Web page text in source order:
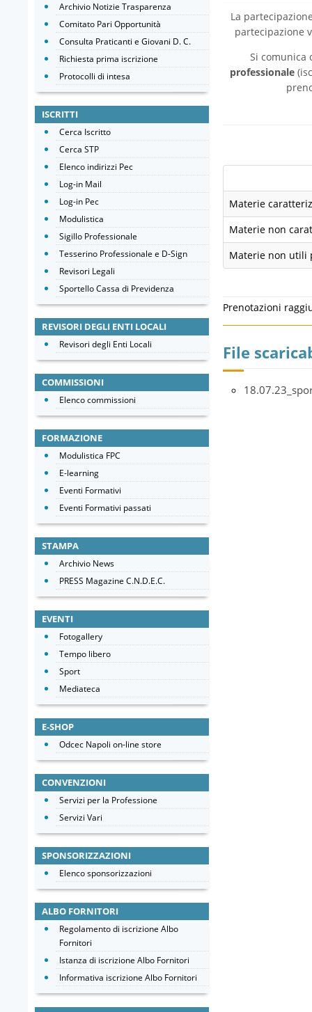
La
partecipazione
Si comunica
professionale
Materie
Materie non
Materie non utili
Prenotazioni
File
Archivio Notizie Trasparenza
Comitato Pari Opportunità
Consulta Praticanti e Giovani D. C.
Richiesta prima iscrizione
Protocolli di intesa
ISCRITTI
Cerca Iscritto
Cerca STP
Elenco indirizzi Pec
Log-in Mail
Log-in Pec
Modulistica
Sigillo Professionale
Tesserino Professionale e D-Sign
Revisori Legali
Sportello Cassa di Previdenza
REVISORI DEGLI ENTI LOCALI
Revisori degli Enti Locali
COMMISSIONI
Elenco commissioni
FORMAZIONE
Modulistica FPC
E-learning
Eventi Formativi
Eventi Formativi passati
STAMPA
Archivio News
PRESS Magazine C.N.D.E.C.
EVENTI
Fotogallery
Tempo libero
Sport
Mediateca
E-SHOP
Odcec Napoli on-line store
CONVENZIONI
Servizi per la Professione
Servizi Vari
SPONSORIZZAZIONI
Elenco sponsorizzazioni
ALBO FORNITORI
Regolamento di iscrizione Albo
Fornitori
Istanza di iscrizione Albo Fornitori
Informativa iscrizione Albo Fornitori